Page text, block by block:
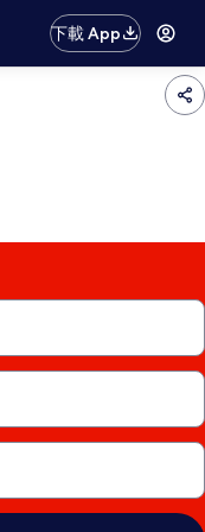
下載 App